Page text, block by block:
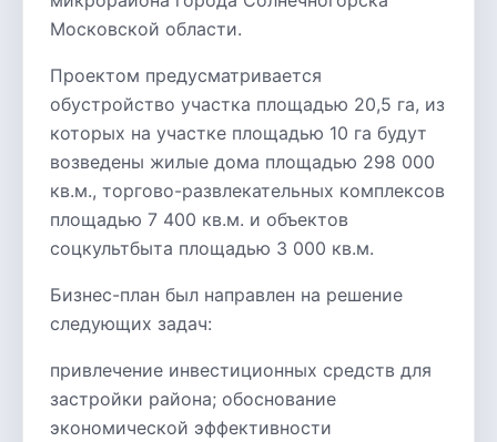
Московской области.
Проектом предусматривается
обустройство участка площадью 20,5 га, из
которых на участке площадью 10 га будут
возведены жилые дома площадью 298 000
кв.м., торгово-развлекательных комплексов
площадью 7 400 кв.м. и объектов
соцкультбыта площадью 3 000 кв.м.
Бизнес-план был направлен на решение
следующих задач:
привлечение инвестиционных средств для
застройки района; обоснование
экономической эффективности